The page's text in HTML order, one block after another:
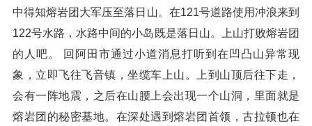
中得知熔岩团大军压至落日山。在121号道路使用冲浪来到
122号水路，水路中间的小岛既是落日山。上山打败熔岩团
的人吧。 回阿田市通过小道消息打听到在凹凸山异常现
象，立即飞往飞音镇，坐缆车上山。上到山顶后往下走，
会有一阵地震，之后在山腰上会出现一个山洞，里面就是
熔岩团的秘密基地。在深处遇到熔岩团首领，古拉顿也在